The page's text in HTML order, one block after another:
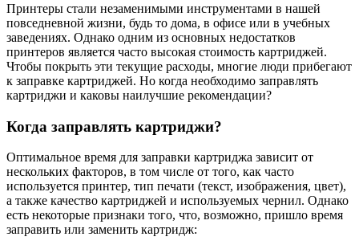
Принтеры стали незаменимыми инструментами в нашей
повседневной жизни, будь то дома, в офисе или в учебных
заведениях. Однако одним из основных недостатков
принтеров является часто высокая стоимость картриджей.
Чтобы покрыть эти текущие расходы, многие люди прибегают
к заправке картриджей. Но когда необходимо заправлять
картриджи и каковы наилучшие рекомендации?
Когда заправлять картриджи?
Оптимальное время для заправки картриджа зависит от
нескольких факторов, в том числе от того, как часто
используется принтер, тип печати (текст, изображения, цвет),
а также качество картриджей и используемых чернил. Однако
есть некоторые признаки того, что, возможно, пришло время
заправить или заменить картридж: